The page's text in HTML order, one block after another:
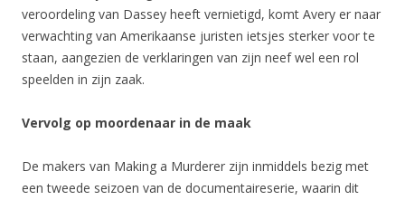
veroordeling van Dassey heeft vernietigd, komt Avery er naar
verwachting van Amerikaanse juristen ietsjes sterker voor te
staan, aangezien de verklaringen van zijn neef wel een rol
speelden in zijn zaak.
Vervolg op moordenaar in de maak
De makers van Making a Murderer zijn inmiddels bezig met
een tweede seizoen van de documentaireserie, waarin dit